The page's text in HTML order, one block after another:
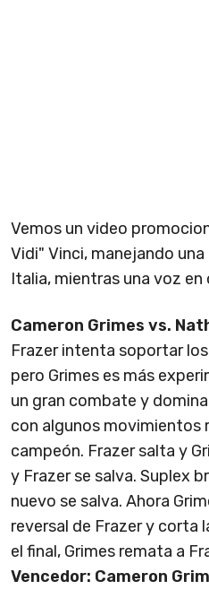
Vemos un video
Vidi" Vinci, manejando
Italia, mientras una voz
Cameron Grimes vs.
Frazer intenta soportar
pero Grimes es más
un gran combate y
con algunos movimientos
campeón. Frazer salta y
y Frazer se salva. Suplex
nuevo se salva. Ahora
reversal de Frazer y corta
el final, Grimes remata a
Vencedor: Cameron